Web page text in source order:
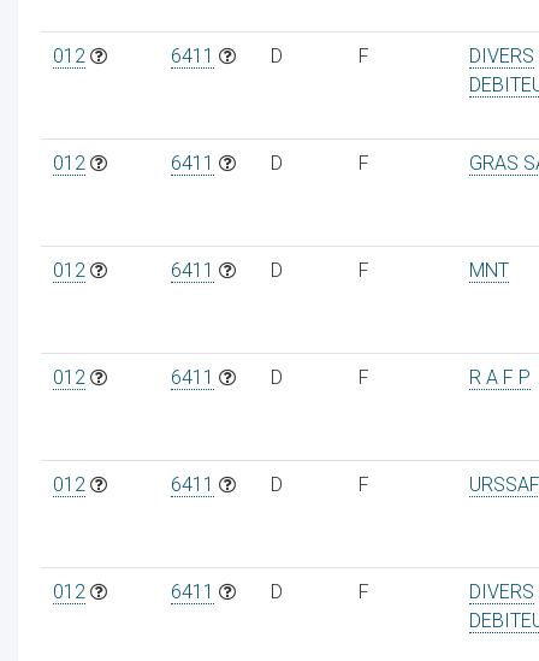
012 6411 D F
DIVERS
012 6411 D F GRAS
012 6411 D F MNT
012 6411 D F R A F P
012 6411 D F
012 6411 D F
DIVERS